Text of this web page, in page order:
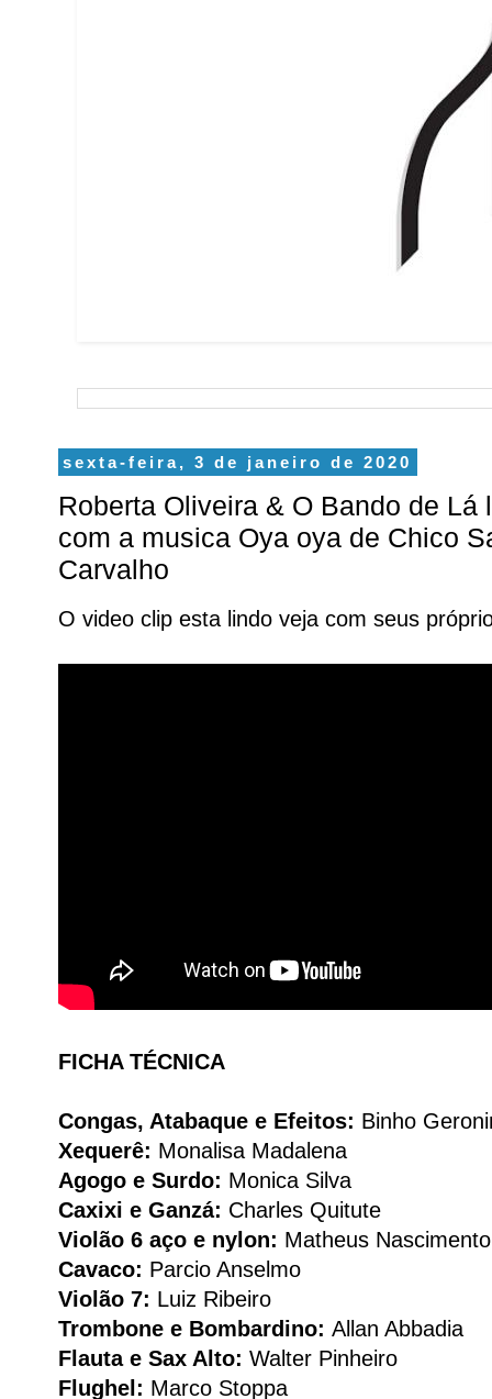
sexta-feira, 3 de janeiro de 2020
Roberta Oliveira & O Bando de
com a musica Oya oya de Chico
Carvalho
O video clip esta lindo veja com seus
FICHA TÉCNICA
Congas, Atabaque e Efeitos: Binho
Xequerê: Monalisa Madalena
Agogo e Surdo: Monica Silva
Caxixi e Ganzá: Charles Quitute
Violão 6 aço e nylon: Matheus Nascimento
Cavaco: Parcio Anselmo
Violão 7: Luiz Ribeiro
Trombone e Bombardino: Allan Abbadia
Flauta e Sax Alto: Walter Pinheiro
Flughel: Marco Stoppa